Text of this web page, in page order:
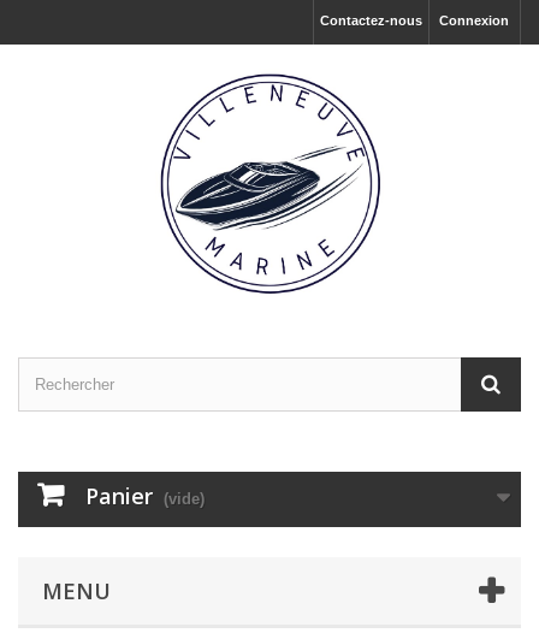
Connexion
Contactez-nous
Panier (vide)
MENU